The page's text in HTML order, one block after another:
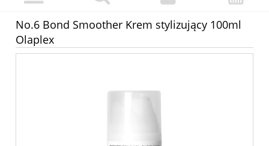
No.6 Bond Smoother Krem stylizujący 100ml
Olaplex